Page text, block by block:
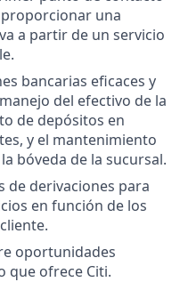
una
a partir de un servicio
bancarias eficaces y
del efectivo de la
de depósitos en
y el mantenimiento
bóveda de la sucursal.
derivaciones para
en función de los
oportunidades
que ofrece Citi.